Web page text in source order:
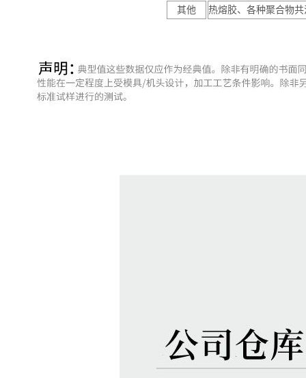
其他 热熔胶、各种聚合物共